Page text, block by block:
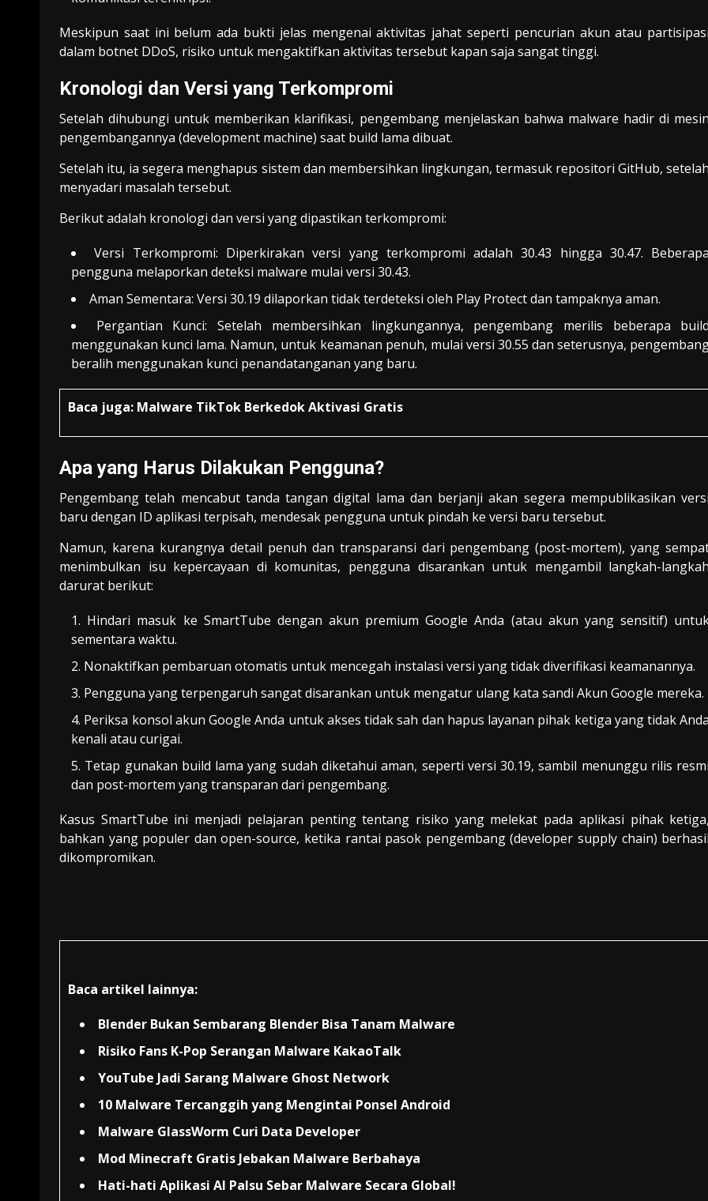
Meskipun saat ini belum ada bukti jelas mengenai aktivitas jahat seperti pencurian akun atau partisipasi
dalam botnet DDoS, risiko untuk mengaktifkan aktivitas tersebut kapan saja sangat tinggi.
Kronologi dan Versi yang Terkompromi
Setelah dihubungi untuk memberikan klarifikasi, pengembang menjelaskan bahwa malware hadir di mesin
pengembangannya (development machine) saat build lama dibuat.
Setelah itu, ia segera menghapus sistem dan membersihkan lingkungan, termasuk repositori GitHub, setelah
menyadari masalah tersebut.
Berikut adalah kronologi dan versi yang dipastikan terkompromi:
Versi Terkompromi: Diperkirakan versi yang terkompromi adalah 30.43 hingga 30.47. Beberapa
pengguna melaporkan deteksi malware mulai versi 30.43.
Aman Sementara: Versi 30.19 dilaporkan tidak terdeteksi oleh Play Protect dan tampaknya aman.
Pergantian Kunci: Setelah membersihkan lingkungannya, pengembang merilis beberapa build
menggunakan kunci lama. Namun, untuk keamanan penuh, mulai versi 30.55 dan seterusnya,
beralih menggunakan kunci penandatanganan yang baru.
Baca juga: Malware TikTok Berkedok Aktivasi Gratis
Apa yang Harus Dilakukan Pengguna?
Pengembang telah mencabut tanda tangan digital lama dan berjanji akan segera mempublikasikan versi
baru dengan ID aplikasi terpisah, mendesak pengguna untuk pindah ke versi baru tersebut.
Namun, karena kurangnya detail penuh dan transparansi dari pengembang (post-mortem), yang
menimbulkan isu kepercayaan di komunitas, pengguna disarankan untuk mengambil langkah-langkah
darurat berikut:
Hindari masuk ke SmartTube dengan akun premium Google Anda (atau akun yang sensitif)
sementara waktu.
Nonaktifkan pembaruan otomatis untuk mencegah instalasi versi yang tidak diverifikasi keamanannya.
Pengguna yang terpengaruh sangat disarankan untuk mengatur ulang kata sandi Akun Google mereka.
Periksa konsol akun Google Anda untuk akses tidak sah dan hapus layanan pihak ketiga yang tidak Anda
kenali atau curigai.
Tetap gunakan build lama yang sudah diketahui aman, seperti versi 30.19, sambil menunggu rilis resmi
dan post-mortem yang transparan dari pengembang.
Kasus SmartTube ini menjadi pelajaran penting tentang risiko yang melekat pada aplikasi pihak ketiga,
bahkan yang populer dan open-source, ketika rantai pasok pengembang (developer supply chain) berhasil
dikompromikan.
Baca artikel lainnya:
Blender Bukan Sembarang Blender Bisa Tanam Malware
Risiko Fans K-Pop Serangan Malware KakaoTalk
YouTube Jadi Sarang Malware Ghost Network
10 Malware Tercanggih yang Mengintai Ponsel Android
Malware GlassWorm Curi Data Developer
Mod Minecraft Gratis Jebakan Malware Berbahaya
Hati-hati Aplikasi AI Palsu Sebar Malware Secara Global!